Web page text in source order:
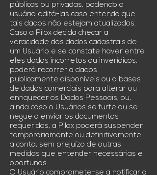
públicas ou privadas, podendo o
usuário editá-las caso entenda que
tais dados não estejam atualizados.
Caso a Pilox decida checar a
veracidade dos dados cadastrais de
um Usuário e se constate haver entre
eles dados incorretos ou inverídicos,
poderá recorrer a dados
publicamente disponíveis ou a bases
de dados comerciais para alterar ou
enriquecer os Dados Pessoais, ou,
ainda caso o Usuários se furte ou se
negue a enviar os documentos
requeridos, a Pilox poderá suspender
temporariamente ou definitivamente
a conta, sem prejuízo de outras
medidas que entender necessárias e
oportunas.
O Usuário compromete-se a notificar a